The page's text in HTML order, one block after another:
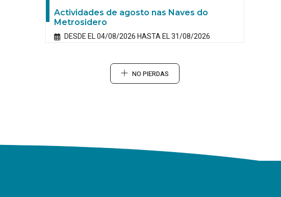
Actividades de agosto nas Naves do
Metrosidero
DESDE EL 04/08/2026 HASTA EL 31/08/2026
NO PIERDAS